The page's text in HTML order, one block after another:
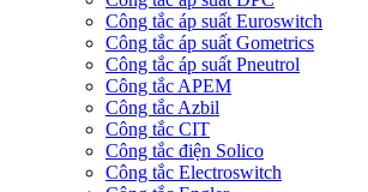
Công tắc áp suất Euroswitch
Công tắc áp suất Gometrics
Công tắc áp suất Pneutrol
Công tắc APEM
Công tắc Azbil
Công tắc CIT
Công tắc điện Solico
Công tắc Electroswitch